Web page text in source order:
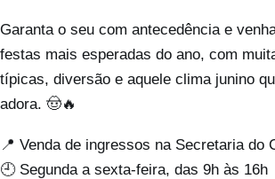
Garanta o seu com antecedência e
festas mais esperadas do ano, com
típicas, diversão e aquele clima junino
adora. 🤠🔥
📍 Venda de ingressos na Secretaria do
🕘 Segunda a sexta-feira, das 9h às 16h